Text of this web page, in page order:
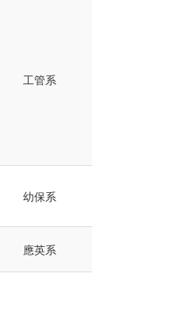
工管系
幼保系
應英系